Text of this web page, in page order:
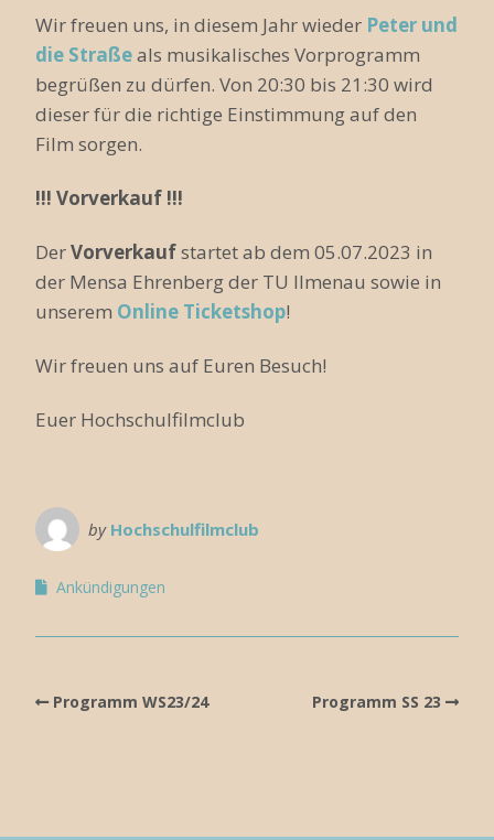
Wir freuen uns, in diesem Jahr wieder Peter und
die Straßeals musikalisches Vorprogramm
begrüßen zu dürfen. Von 20:30 bis 21:30 wird
dieser für die richtige Einstimmung auf den
Film sorgen.
!!! Vorverkauf !!!
DerVorverkaufstartet ab dem 05.07.2023 in
der Mensa Ehrenberg der TU Ilmenau sowie in
unserem Online Ticketshop!
Wir freuen uns auf Euren Besuch!
Euer Hochschulfilmclub
by Hochschulfilmclub
Ankündigungen
Programm WS23/24 Programm SS 23